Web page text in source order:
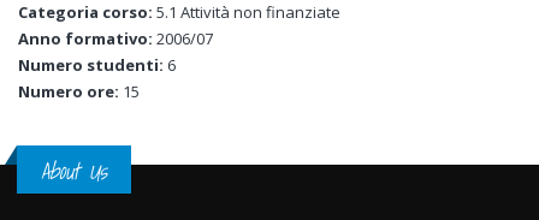
Categoria corso: 5.1 Attività non finanziate
Anno formativo: 2006/07
Numero studenti: 6
Numero ore: 15
About Us